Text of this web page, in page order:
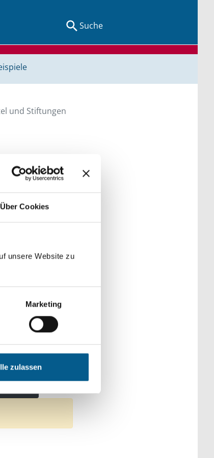
Über Cookies
unsere Website zu
Marketing
zulassen
Suche
und Stiftungen
direkt über
die Groß- und